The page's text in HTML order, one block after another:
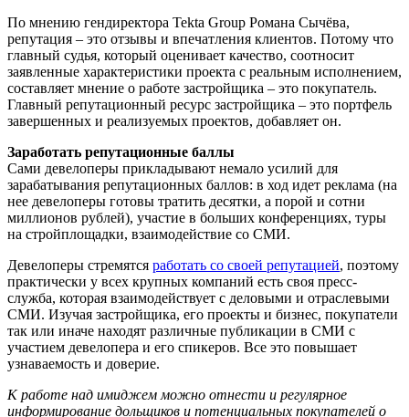
По мнению гендиректора Tekta Group Романа Сычёва,
репутация – это отзывы и впечатления клиентов. Потому что
главный судья, который оценивает качество, соотносит
заявленные характеристики проекта с реальным исполнением,
составляет мнение о работе застройщика – это покупатель.
Главный репутационный ресурс застройщика – это портфель
завершенных и реализуемых проектов, добавляет он.
Заработать репутационные баллы
Сами девелоперы прикладывают немало усилий для
зарабатывания репутационных баллов: в ход идет реклама (на
нее девелоперы готовы тратить десятки, а порой и сотни
миллионов рублей), участие в больших конференциях, туры
на стройплощадки, взаимодействие со СМИ.
Девелоперы стремятся работать со своей репутацией, поэтому
практически у всех крупных компаний есть своя пресс-
служба, которая взаимодействует с деловыми и отраслевыми
СМИ. Изучая застройщика, его проекты и бизнес, покупатели
так или иначе находят различные публикации в СМИ с
участием девелопера и его спикеров. Все это повышает
узнаваемость и доверие.
К работе над имиджем можно отнести и регулярное
информирование дольщиков и потенциальных покупателей о